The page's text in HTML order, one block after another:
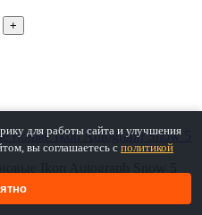
+
Ikon Autograph Snow 5
для работы сайта и улучшения
вы соглашаетесь с политикой